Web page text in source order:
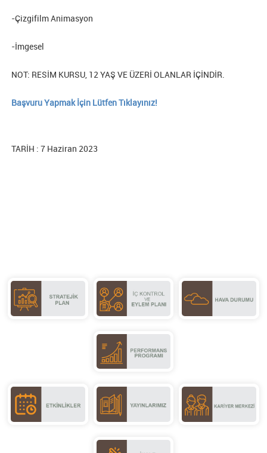
-Çizgifilm Animasyon
-İmgesel
NOT: RESİM KURSU, 12 YAŞ VE ÜZERİ OLANLAR İÇİNDİR.
Başvuru Yapmak İçin Lütfen Tıklayınız!
TARİH : 7 Haziran 2023